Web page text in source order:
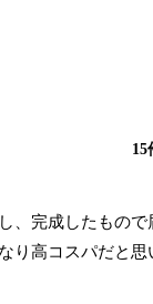
15
、完成したもの
り高コスパだと思